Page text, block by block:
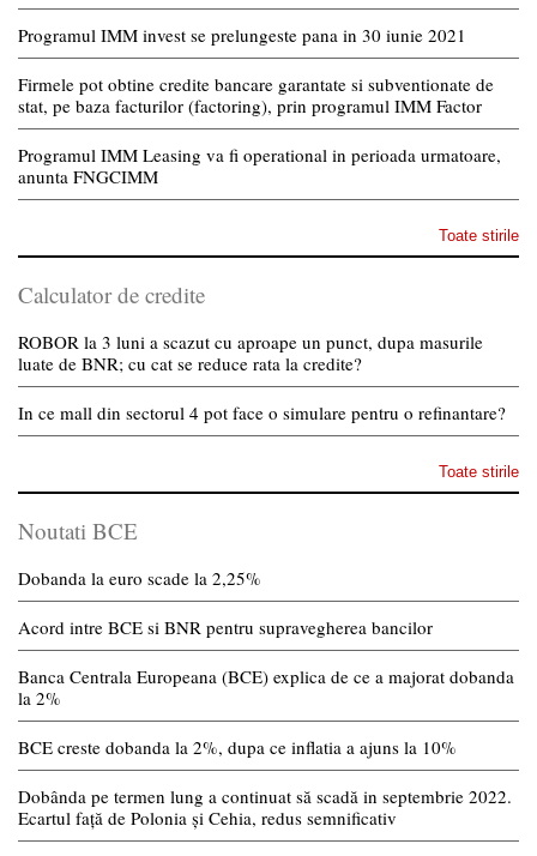
Programul IMM invest se prelungeste pana in 30 iunie 2021
Firmele pot obtine credite bancare garantate si subventionate de
stat, pe baza facturilor (factoring), prin programul IMM Factor
Programul IMM Leasing va fi operational in perioada urmatoare,
anunta FNGCIMM
Toate stirile
Calculator de credite
ROBOR la 3 luni a scazut cu aproape un punct, dupa masurile
luate de BNR; cu cat se reduce rata la credite?
In ce mall din sectorul 4 pot face o simulare pentru o refinantare?
Toate stirile
Noutati BCE
Dobanda la euro scade la 2,25%
Acord intre BCE si BNR pentru supravegherea bancilor
Banca Centrala Europeana (BCE) explica de ce a majorat dobanda
la 2%
BCE creste dobanda la 2%, dupa ce inflatia a ajuns la 10%
Dobânda pe termen lung a continuat să scadă in septembrie 2022.
Ecartul față de Polonia și Cehia, redus semnificativ